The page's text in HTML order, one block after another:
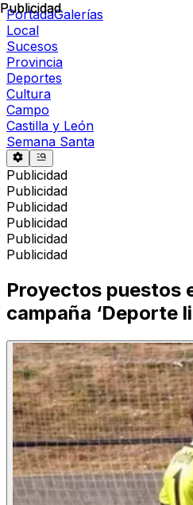
PortadaGalerías
Local
Sucesos
Provincia
Deportes
Cultura
Campo
Castilla y León
Semana Santa
Publicidad
Publicidad
Publicidad
Publicidad
Publicidad
Publicidad
Publicidad
Proyectos puestos
campaña ‘Deporte
Publicidad